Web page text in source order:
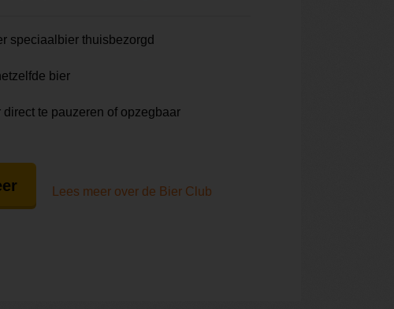
speciaalbier thuisbezorgd
bier
direct te pauzeren of opzegbaar
Lees meer over de Bier Club